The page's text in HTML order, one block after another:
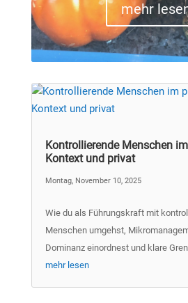
mehr
Kontrollierende Menschen
Kontext und privat
Montag, November 10, 2025
Wie du als Führungskraft mit
Menschen umgehst,
Dominanz einordnest und klare
mehr lesen